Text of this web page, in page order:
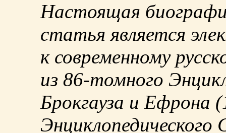
Настоящая
статья является
к современному
из 86-томного
Брокгауза и Ефрона
Энциклопедического